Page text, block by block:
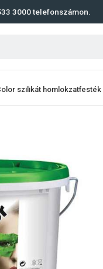
3000telefonszámon.
szilikát homlokzatfesték